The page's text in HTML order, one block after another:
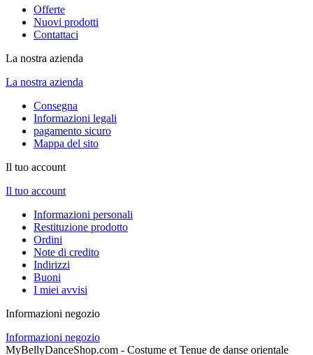
Offerte
Nuovi prodotti
Contattaci
La nostra azienda
La nostra azienda
Consegna
Informazioni legali
pagamento sicuro
Mappa del sito
Il tuo account
Il tuo account
Informazioni personali
Restituzione prodotto
Ordini
Note di credito
Indirizzi
Buoni
I miei avvisi
Informazioni negozio
Informazioni negozio
MyBellyDanceShop.com - Costume et Tenue de danse orientale